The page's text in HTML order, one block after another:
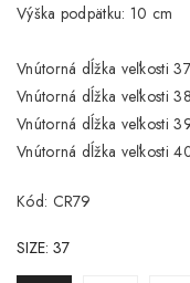
Výška podpätku: 10 cm
Vnútorná dĺžka veľkosti
Vnútorná dĺžka veľkosti
Vnútorná dĺžka veľkosti
Vnútorná dĺžka veľkosti
Kód: CR79
SIZE: 37